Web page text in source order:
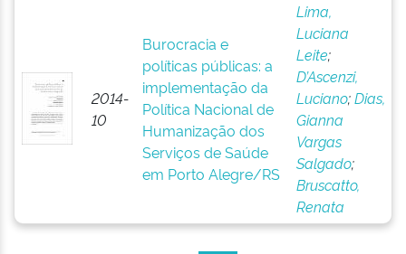
2014-
10
Burocracia e
políticas públicas: a
implementação da
Política Nacional de
Humanização dos
Serviços de Saúde
em Porto Alegre/RS
Lima,
Luciana
Leite;
D’Ascenzi,
Luciano;Dias,
Gianna
Vargas
Salgado;
Bruscatto,
Renata